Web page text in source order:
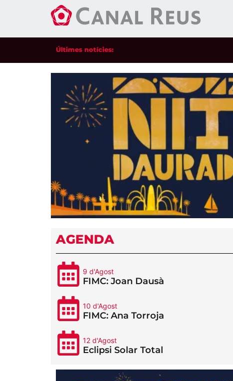
Últimes notícies:
AGENDA
9 d'Agost
FIMC: Joan Dausà
10 d'Agost
FIMC: Ana Torroja
12 d'Agost
Eclipsi Solar Total